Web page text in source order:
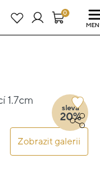
24 dní : 18h : 22m : 50s0
1.7cm
Zobrazit galerii
sleva
20%